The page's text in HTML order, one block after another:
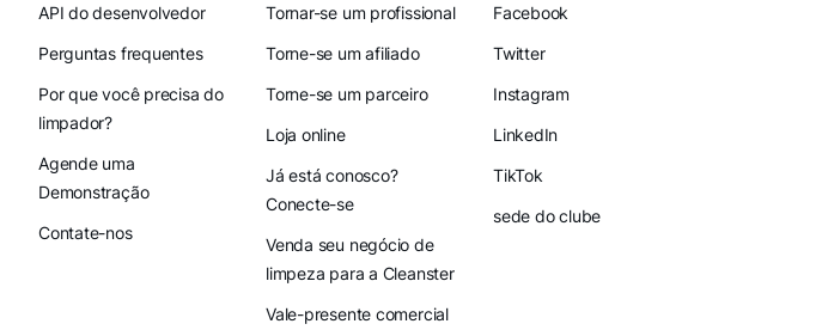
API do desenvolvedor
Perguntas frequentes
Por que você precisa do
limpador?
Agende uma
Demonstração
Contate-nos
Tornar-se um profissional
Torne-se um afiliado
Torne-se um parceiro
Loja online
Já está conosco?
Conecte-se
Venda seu negócio de
limpeza para a Cleanster
Vale-presente comercial
Facebook
Twitter
Instagram
LinkedIn
TikTok
sede do clube